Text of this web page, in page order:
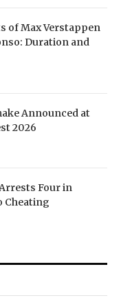
of Max Verstappen
Duration and
Announced at
2026
Four in
Cheating